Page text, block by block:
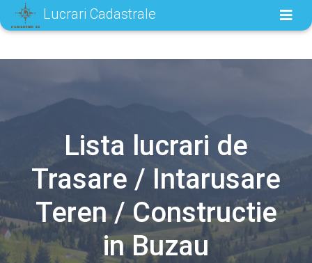
Lucrari Cadastrale
Lista lucrari de
Trasare / Intarusare
Teren / Constructie
in Buzau